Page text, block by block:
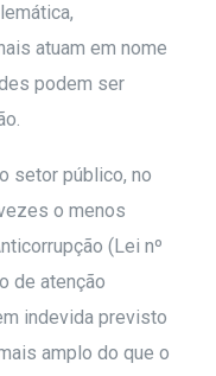
atuam em nome
podem ser
setor público, no
o menos
(Lei nº
de atenção
indevida previsto
amplo do que o